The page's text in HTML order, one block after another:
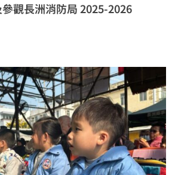
觀長洲消防局 2025-2026